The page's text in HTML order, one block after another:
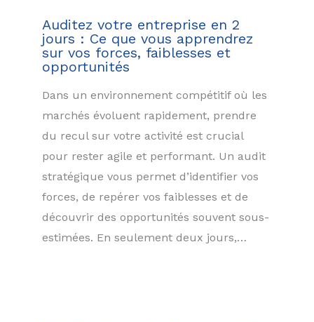
Auditez votre entreprise en 2
jours : Ce que vous apprendrez
sur vos forces, faiblesses et
opportunités
Dans un environnement compétitif où les
marchés évoluent rapidement, prendre
du recul sur votre activité est crucial
pour rester agile et performant. Un audit
stratégique vous permet d’identifier vos
forces, de repérer vos faiblesses et de
découvrir des opportunités souvent sous-
estimées. En seulement deux jours,…